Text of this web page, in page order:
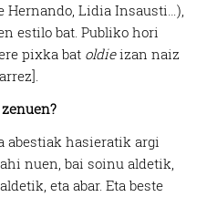
Hernando, Lidia Insausti…),
estilo bat. Publiko hori
pixka bat oldieizan naiz
abestiak hasieratik argi
nuen, bai soinu aldetik,
eta abar. Eta beste